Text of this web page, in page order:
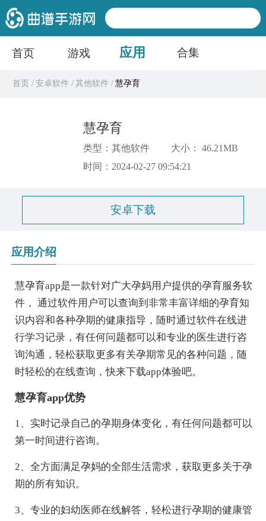
首页 游戏 应用 合集
首页 /安卓软件 /其他软件 /慧孕育
慧孕育
类型：其他软件
大小： 46.21MB
时间：2024-02-27 09:54:21
安卓下载
应用介绍
慧孕育app是一款针对广大孕妈用户提供的孕育服务软
件， 通过软件用户可以查询到非常丰富详细的孕育知
识内容和各种孕期的健康指导，随时通过软件在线进
行学习记录，有任何问题都可以和专业的医生进行咨
询沟通，轻松获取更多有关孕期常见的各种问题，随
时轻松的在线查询，快来下载app体验吧。
慧孕育app优势
1、实时记录自己的孕期身体变化，有任何问题都可以
第一时间进行咨询。
2、全方面满足孕妈的全部生活需求，获取更多关于孕
期的所有知识。
3、专业的妇幼医师在线解答，轻松进行孕期的健康管